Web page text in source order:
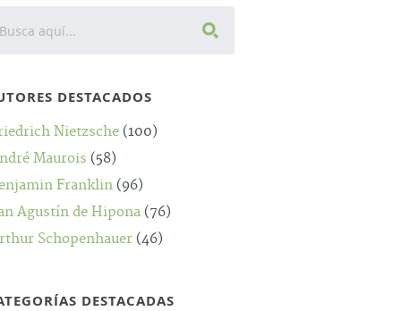
DESTACADOS
Nietzsche (100)
Maurois (58)
Franklin (96)
Agustín de Hipona (76)
Schopenhauer (46)
DESTACADAS